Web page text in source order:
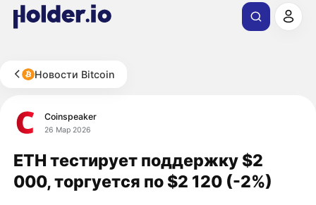
Новости Bitcoin
Coinspeaker
26 Мар 2026
ETH тестирует поддержку $2
000, торгуется по $2 120 (-2%)